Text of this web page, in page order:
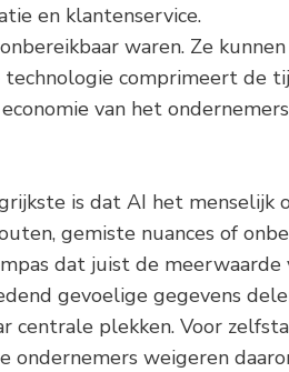
en klantenservice.
waren. Ze
comprimeert de
van het
is dat AI het
gemiste nuances of
dat juist de meerwaarde
gevoelige gegevens
centrale plekken. Voor
weigeren